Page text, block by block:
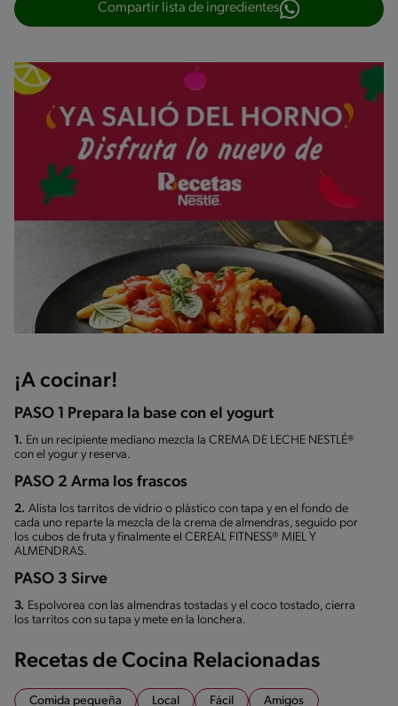
Compartir lista de ingredientes
¡A cocinar!
PASO 1 Prepara la base con el yogurt
1. En un recipiente mediano mezcla la CREMA DE LECHE NESTLÉ®
con el yogur y reserva.
PASO 2 Arma los frascos
2. Alista los tarritos de vidrio o plástico con tapa y en el fondo de
cada uno reparte la mezcla de la crema de almendras, seguido por
los cubos de fruta y finalmente el CEREAL FITNESS® MIEL Y
ALMENDRAS.
PASO 3 Sirve
3. Espolvorea con las almendras tostadas y el coco tostado, cierra
los tarritos con su tapa y mete en la lonchera.
Recetas de Cocina Relacionadas
Comida pequeña Local Fácil Amigos